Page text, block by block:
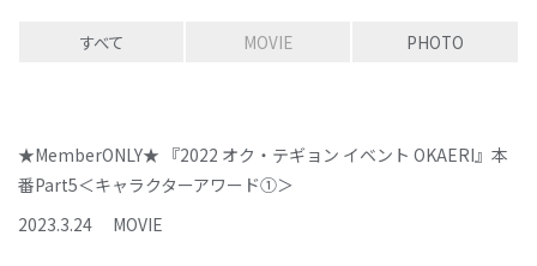
すべて MOVIE PHOTO
★MemberONLY★ 『2022 オク・テギョン イベント OKAERI』本
番Part5＜キャラクターアワード①＞
2023.3.24 MOVIE